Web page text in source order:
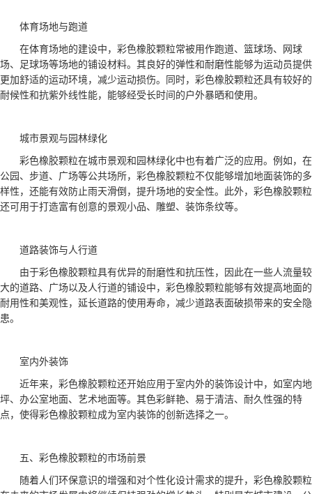
体育场地与跑道
在体育场地的建设中，彩色橡胶颗粒常被用作跑道、篮球场、网球
场、足球场等场地的铺设材料。其良好的弹性和耐磨性能够为运动员提供
更加舒适的运动环境，减少运动损伤。同时，彩色橡胶颗粒还具有较好的
耐候性和抗紫外线性能，能够经受长时间的户外暴晒和使用。
城市景观与园林绿化
彩色橡胶颗粒在城市景观和园林绿化中也有着广泛的应用。例如，在
公园、步道、广场等公共场所，彩色橡胶颗粒不仅能够增加地面装饰的多
样性，还能有效防止雨天滑倒，提升场地的安全性。此外，彩色橡胶颗粒
还可用于打造富有创意的景观小品、雕塑、装饰条纹等。
道路装饰与人行道
由于彩色橡胶颗粒具有优异的耐磨性和抗压性，因此在一些人流量较
大的道路、广场以及人行道的铺设中，彩色橡胶颗粒能够有效提高地面的
耐用性和美观性，延长道路的使用寿命，减少道路表面破损带来的安全隐
患。
室内外装饰
近年来，彩色橡胶颗粒还开始应用于室内外的装饰设计中，如室内地
坪、办公室地面、艺术地面等。其色彩鲜艳、易于清洁、耐久性强的特
点，使得彩色橡胶颗粒成为室内装饰的创新选择之一。
五、彩色橡胶颗粒的市场前景
随着人们环保意识的增强和对个性化设计需求的提升，彩色橡胶颗粒